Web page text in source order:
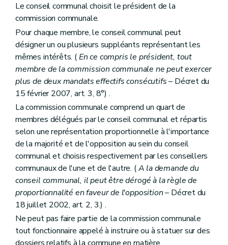
Chapitre III Des sondages archéologiques et des fouilles
Art. 237
Art. 238
Art. 239
Art. 240
Art. 241
Art. 242
Art. 243
Art. 244
Chapitre IV Des sondages archéologiques et des fouilles d'utilité publique
Art. 245
Art. 246
Art. 247
Art. 248
Chapitre V Des découvertes fortuites
Art. 249
Chapitre VI Des subventions
Art. 250
Art. 251
Chapitre VII Des indemnités
Art. 252
Titre
( V – Décret du 1
juillet 1993, art. 3) . - Dispositions transitoires
Art. 236
Art. 237
Livre IV Des mesures d'exécution
Le conseil communal choisit le président de la
commission communale.
Pour chaque membre, le conseil communal peut
désigner un ou plusieurs suppléants représentant les
mêmes intérêts. (En ce compris le président, tout
membre de la commission communale ne peut exercer
plus de deux mandats effectifs consécutifs– Décret du
15 février 2007, art. 3, 8°) .
La commission communale comprend un quart de
membres délégués par le conseil communal et répartis
selon une représentation proportionnelle à l'importance
de la majorité et de l'opposition au sein du conseil
communal et choisis respectivement par les conseillers
communaux de l'une et de l'autre. (A la demande du
conseil communal, il peut être dérogé à la règle de
proportionnalité en faveur de l'opposition– Décret du
18 juillet 2002, art. 2, 3.) .
Ne peut pas faire partie de la commission communale
tout fonctionnaire appelé à instruire ou à statuer sur des